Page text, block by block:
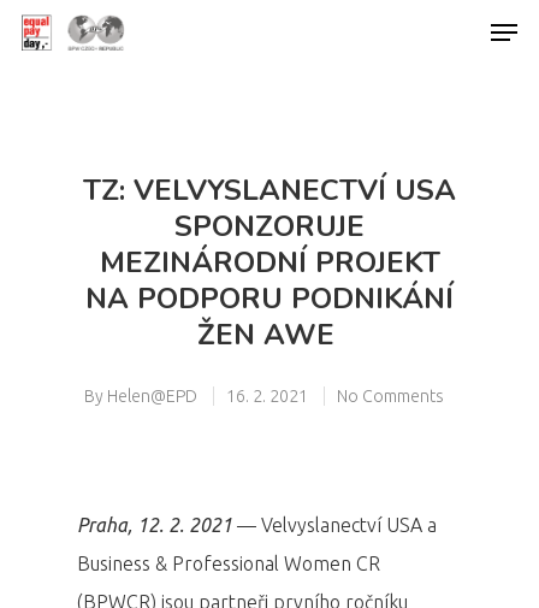
TZ: VELVYSLANECTVÍ USA
SPONZORUJE
MEZINÁRODNÍ PROJEKT
NA PODPORU PODNIKÁNÍ
ŽEN AWE
By Helen@EPD 16. 2. 2021 No Comments
Praha, 12. 2. 2021 — Velvyslanectví USA a
Business & Professional Women CR
(BPWCR) jsou partneři prvního ročníku